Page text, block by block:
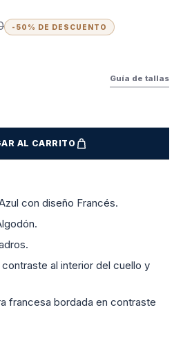
- 50 % DE DESCUENTO
Guía de tallas
AL CARRITO
con diseño Francés.
al interior del cuello y
francesa bordada en contraste